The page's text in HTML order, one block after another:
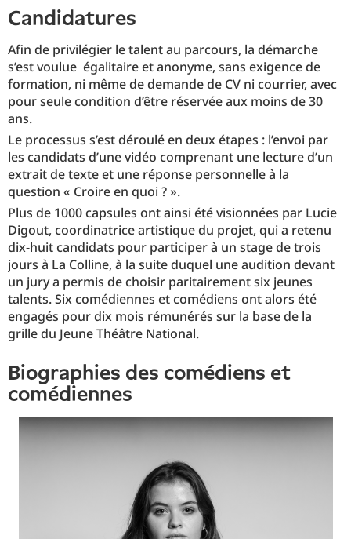
candidatures
Afin de privilégier le talent au parcours, la démarche
s’est voulue égalitaire et anonyme, sans exigence de
formation, ni même de demande de CV ni courrier, avec
pour seule condition d’être réservée aux moins de 30
ans.
Le processus s’est déroulé en deux étapes : l’envoi par
les candidats d’une vidéo comprenant une lecture d’un
extrait de texte et une réponse personnelle à la
question « Croire en quoi ? ».
Plus de 1000 capsules ont ainsi été visionnées par Lucie
Digout, coordinatrice artistique du projet, qui a retenu
dix-huit candidats pour participer à un stage de trois
jours à La Colline, à la suite duquel une audition devant
un jury a permis de choisir paritairement six jeunes
talents. Six comédiennes et comédiens ont alors été
engagés pour dix mois rémunérés sur la base de la
grille du Jeune Théâtre National.
biographies des comédiens et
comédiennes